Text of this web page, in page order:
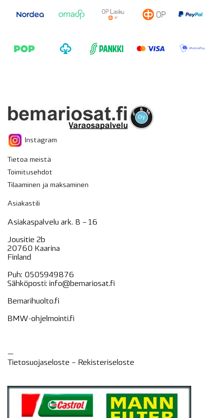
Instagram
Tietoa meistä
Toimitusehdot
Tilaaminen ja maksaminen
Asiakastili
Asiakaspalvelu ark. 8 – 16
Jousitie 2b
20760 Kaarina
Finland
Puh: 0505949876
Sähköposti: info@bemariosat.fi
Bemarihuolto.fi
BMW-ohjelmointi.fi
—
Tietosuojaseloste – Rekisteriseloste